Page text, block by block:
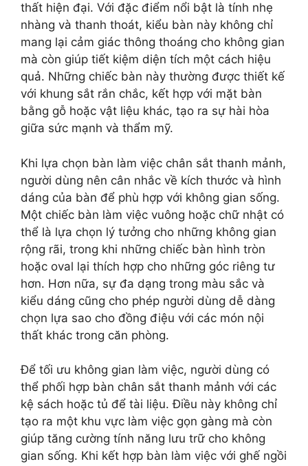
thất hiện đại. Với đặc điểm nổi bật là tính nhẹ
nhàng và thanh thoát, kiểu bàn này không chỉ
mang lại cảm giác thông thoáng cho không gian
mà còn giúp tiết kiệm diện tích một cách hiệu
quả. Những chiếc bàn này thường được thiết kế
với khung sắt rắn chắc, kết hợp với mặt bàn
bằng gỗ hoặc vật liệu khác, tạo ra sự hài hòa
giữa sức mạnh và thẩm mỹ.
Khi lựa chọn bàn làm việc chân sắt thanh mảnh,
người dùng nên cân nhắc về kích thước và hình
dáng của bàn để phù hợp với không gian sống.
Một chiếc bàn làm việc vuông hoặc chữ nhật có
thể là lựa chọn lý tưởng cho những không gian
rộng rãi, trong khi những chiếc bàn hình tròn
hoặc oval lại thích hợp cho những góc riêng tư
hơn. Hơn nữa, sự đa dạng trong màu sắc và
kiểu dáng cũng cho phép người dùng dễ dàng
chọn lựa sao cho đồng điệu với các món nội
thất khác trong căn phòng.
Để tối ưu không gian làm việc, người dùng có
thể phối hợp bàn chân sắt thanh mảnh với các
kệ sách hoặc tủ để tài liệu. Điều này không chỉ
tạo ra một khu vực làm việc gọn gàng mà còn
giúp tăng cường tính năng lưu trữ cho không
gian sống. Khi kết hợp bàn làm việc với ghế ngồi